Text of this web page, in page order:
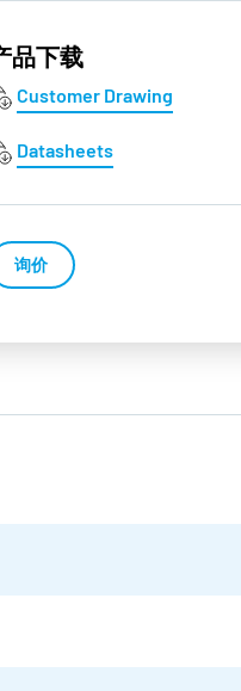
品下载
Customer Drawing
Datasheets
询价